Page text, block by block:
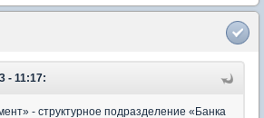
- 11:17:
- структурное подразделение «Банка